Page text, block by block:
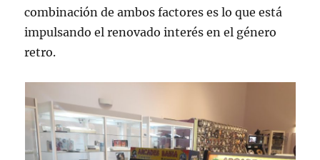
combinación de ambos factores es lo que está
impulsando el renovado interés en el género
retro.